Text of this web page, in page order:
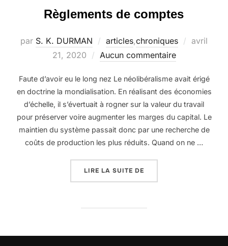
Règlements de comptes
par S. K. DURMAN articles,chroniques
Publié
avril
21, 2020
Aucun commentaire
Faute d’avoir eu le long nez Le néolibéralisme avait érigé
en doctrine la mondialisation. En réalisant des économies
d’échelle, il s’évertuait à rogner sur la valeur du travail
pour préserver voire augmenter les marges du capital. Le
maintien du système passait donc par une recherche de
coûts de production les plus réduits. Quand on ne …
LIRE LA SUITE DE